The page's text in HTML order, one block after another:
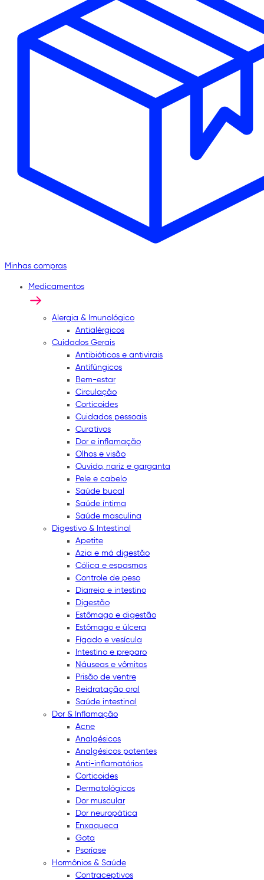
Minhas compras
Medicamentos
Alergia & Imunológico
Antialérgicos
Cuidados Gerais
Antibióticos e antivirais
Antifúngicos
Bem-estar
Circulação
Corticoides
Cuidados pessoais
Curativos
Dor e inflamação
Olhos e visão
Ouvido, nariz e garganta
Pele e cabelo
Saúde bucal
Saúde íntima
Saúde masculina
Digestivo & Intestinal
Apetite
Azia e má digestão
Cólica e espasmos
Controle de peso
Diarreia e intestino
Digestão
Estômago e digestão
Estômago e úlcera
Fígado e vesícula
Intestino e preparo
Náuseas e vômitos
Prisão de ventre
Reidratação oral
Saúde intestinal
Dor & Inflamação
Acne
Analgésicos
Analgésicos potentes
Anti-inflamatórios
Corticoides
Dermatológicos
Dor muscular
Dor neuropática
Enxaqueca
Gota
Psoríase
Hormônios & Saúde
Contraceptivos